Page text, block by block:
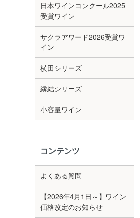
日本ワインコンクール2025
受賞ワイン
サクラアワード2026受賞ワ
イン
横田シリーズ
縁結シリーズ
小容量ワイン
コンテンツ
よくある質問
【2026年4月1日～】ワイン
価格改定のお知らせ